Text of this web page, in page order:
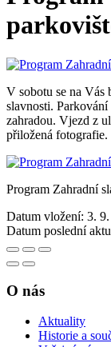
V sobotu se na Vás
slavnosti.
zahradou. Vjezd z
přiložená fotografie.
Program Zahradní
Datum vložení: 3.
Datum poslední
O nás
Aktuality
Historie a